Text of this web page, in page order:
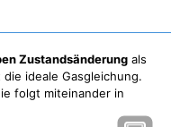
Zustandsänderung als
ideale Gasgleichung.
folgt miteinander in